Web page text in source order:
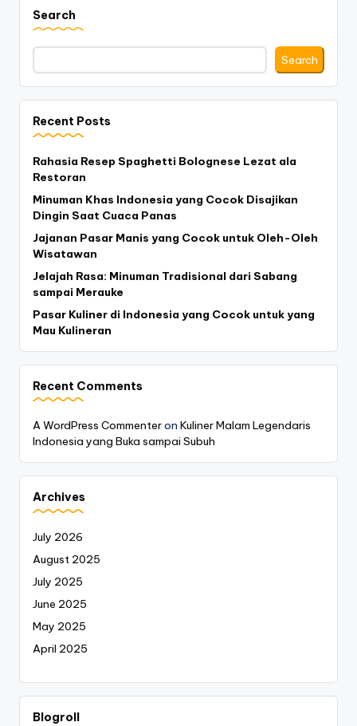
Search
Search
Recent Posts
Rahasia Resep Spaghetti Bolognese Lezat ala
Restoran
Minuman Khas Indonesia yang Cocok Disajikan
Dingin Saat Cuaca Panas
Jajanan Pasar Manis yang Cocok untuk Oleh-Oleh
Wisatawan
Jelajah Rasa: Minuman Tradisional dari Sabang
sampai Merauke
Pasar Kuliner di Indonesia yang Cocok untuk yang
Mau Kulineran
Recent Comments
A WordPress Commenteron Kuliner Malam Legendaris
Indonesia yang Buka sampai Subuh
Archives
July 2026
August 2025
July 2025
June 2025
May 2025
April 2025
Blogroll